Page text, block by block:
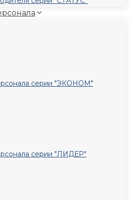
серии "ЭКОНОМ"
серии "ЛИДЕР"